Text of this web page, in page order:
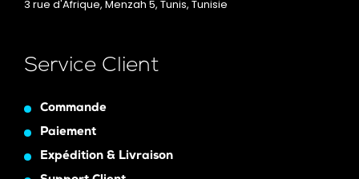
3 rue d'Afrique, Menzah 5, Tunis, Tunisie
Service Client
Commande
Paiement
Expédition & Livraison